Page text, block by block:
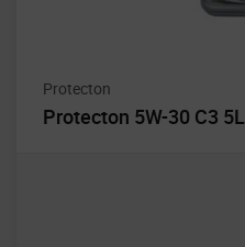
Protecton
Protecton 5W-30 C3 5L